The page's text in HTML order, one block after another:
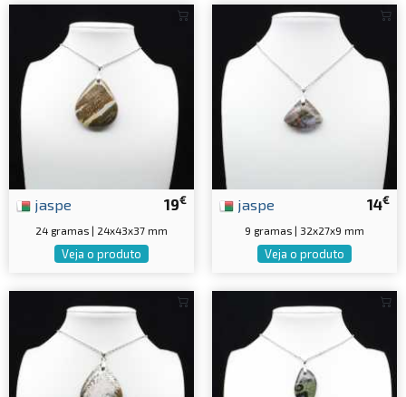
19€
jaspe
24 gramas | 24x43x37 mm
Veja o produto
14€
jaspe
9 gramas | 32x27x9 mm
Veja o produto